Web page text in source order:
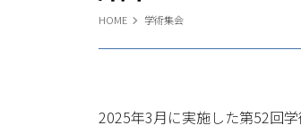
HOME 学術集会
2025年3月に実施した第52回